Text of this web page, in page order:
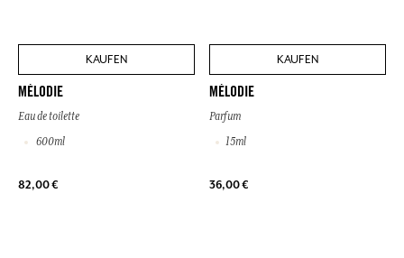
KAUFEN
MÉLODIE
Eau de toilette
600ml
82,00 €
KAUFEN
MÉLODIE
Parfum
15ml
36,00 €